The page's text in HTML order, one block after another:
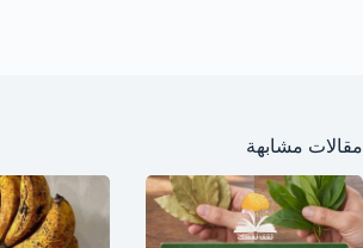
مقالات مشابهة